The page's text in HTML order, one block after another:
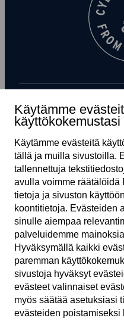
Tilaa
Käytämme
käyttökokemustasi
Käytämme evästeitä
tällä ja muilla sivustoilla.
tallennettuja
avulla voimme räätälöidä
tietoja ja sivuston
koonti­tietoja. Evästeiden
sinulle aiempaa
palveluidemme
Hyväksymällä kaikki
paremman
sivustoja hyväksyt
evästeet valinnaiset
myös säätää asetuksiasi
evästeiden poistamiseksi